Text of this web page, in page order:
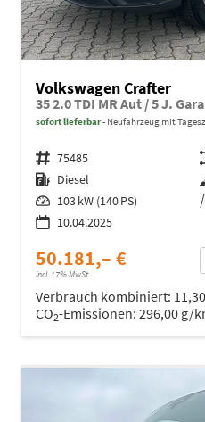
Volkswagen Crafter
35 2.0 TDI MR Aut / 5 J.
sofort lieferbar Neufahrzeug mit
Fahrzeugnr. 75485
Kraftstoff Diesel
Leistung 103 kW (140 PS)
10.04.2025
50.181,– €
incl. 17% MwSt.
Verbrauch kombiniert:
CO2-Emissionen: 296,00 g/